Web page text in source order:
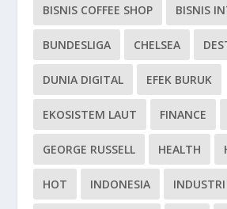
BISNIS COFFEE SHOP BISNIS
BUNDESLIGA CHELSEA
DUNIA DIGITAL EFEK BURUK
EKOSISTEM LAUT FINANCE
GEORGE RUSSELL HEALTH
HOT INDONESIA